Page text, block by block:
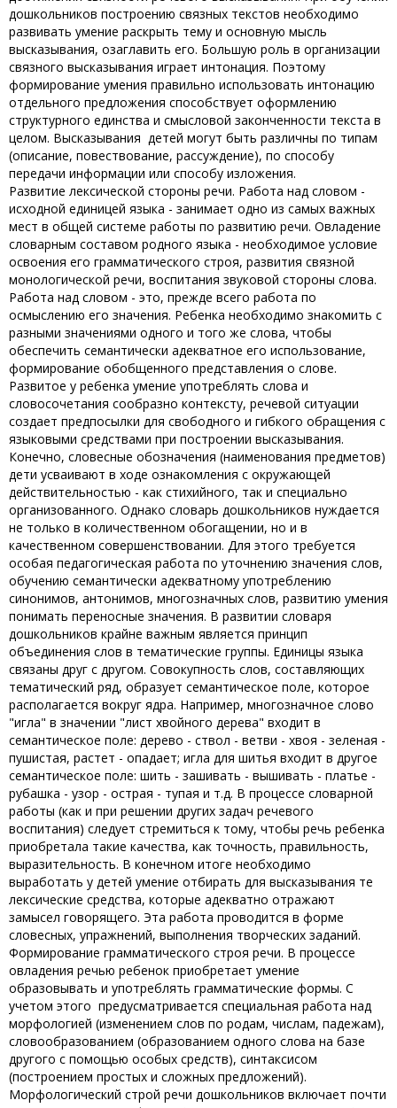
дошкольников построению связных текстов необходимо
развивать умение раскрыть тему и основную мысль
высказывания, озаглавить его. Большую роль в организации
связного высказывания играет интонация. Поэтому
формирование умения правильно использовать интонацию
отдельного предложения способствует оформлению
структурного единства и смысловой законченности текста в
целом. Высказывания детей могут быть различны по типам
(описание, повествование, рассуждение), по способу
передачи информации или способу изложения.
Развитие лексической стороны речи. Работа над словом -
исходной единицей языка - занимает одно из самых важных
мест в общей системе работы по развитию речи. Овладение
словарным составом родного языка - необходимое условие
освоения его грамматического строя, развития связной
монологической речи, воспитания звуковой стороны слова.
Работа над словом - это, прежде всего работа по
осмыслению его значения. Ребенка необходимо знакомить с
разными значениями одного и того же слова, чтобы
обеспечить семантически адекватное его использование,
формирование обобщенного представления о слове.
Развитое у ребенка умение употреблять слова и
словосочетания сообразно контексту, речевой ситуации
создает предпосылки для свободного и гибкого обращения с
языковыми средствами при построении высказывания.
Конечно, словесные обозначения (наименования предметов)
дети усваивают в ходе ознакомления с окружающей
действительностью - как стихийного, так и специально
организованного. Однако словарь дошкольников нуждается
не только в количественном обогащении, но и в
качественном совершенствовании. Для этого требуется
особая педагогическая работа по уточнению значения слов,
обучению семантически адекватному употреблению
синонимов, антонимов, многозначных слов, развитию умения
понимать переносные значения. В развитии словаря
дошкольников крайне важным является принцип
объединения слов в тематические группы. Единицы языка
связаны друг с другом. Совокупность слов, составляющих
тематический ряд, образует семантическое поле, которое
располагается вокруг ядра. Например, многозначное слово
"игла" в значении "лист хвойного дерева" входит в
семантическое поле: дерево - ствол - ветви - хвоя - зеленая -
пушистая, растет - опадает; игла для шитья входит в другое
семантическое поле: шить - зашивать - вышивать - платье -
рубашка - узор - острая - тупая и т.д. В процессе словарной
работы (как и при решении других задач речевого
воспитания) следует стремиться к тому, чтобы речь ребенка
приобретала такие качества, как точность, правильность,
выразительность. В конечном итоге необходимо
выработать у детей умение отбирать для высказывания те
лексические средства, которые адекватно отражают
замысел говорящего. Эта работа проводится в форме
словесных, упражнений, выполнения творческих заданий.
Формирование грамматического строя речи. В процессе
овладения речью ребенок приобретает умение
образовывать и употреблять грамматические формы. С
учетом этого предусматривается специальная работа над
морфологией (изменением слов по родам, числам, падежам),
словообразованием (образованием одного слова на базе
другого с помощью особых средств), синтаксисом
(построением простых и сложных предложений).
Морфологический строй речи дошкольников включает почти